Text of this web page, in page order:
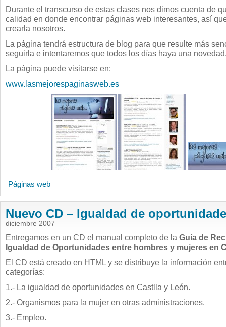
Durante el transcurso de estas clases nos dimos cuenta de
calidad en donde encontrar páginas web interesantes, así
crearla nosotros.
La página tendrá estructura de blog para que resulte más
seguirla e intentaremos que todos los días haya una
La página puede visitarse en:
www.lasmejorespaginasweb.es
Páginas web
Nuevo CD – Igualdad de
diciembre 2007
Entregamos en un CD el manual completo de la Guía de
Igualdad de Oportunidades entre hombres y mujeres en
El CD está creado en HTML y se distribuye la información
categorías:
1.- La igualdad de oportunidades en Castlla y León.
2.- Organismos para la mujer en otras administraciones.
3.- Empleo.